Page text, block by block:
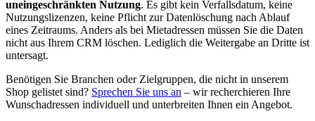
uneingeschränkten Nutzung. Es gibt kein Verfallsdatum, keine
Nutzungslizenzen, keine Pflicht zur Datenlöschung nach Ablauf
eines Zeitraums. Anders als bei Mietadressen müssen Sie die Daten
nicht aus Ihrem CRM löschen. Lediglich die Weitergabe an Dritte ist
untersagt.
Benötigen Sie Branchen oder Zielgruppen, die nicht in unserem
Shop gelistet sind? Sprechen Sie uns an – wir recherchieren Ihre
Wunschadressen individuell und unterbreiten Ihnen ein Angebot.